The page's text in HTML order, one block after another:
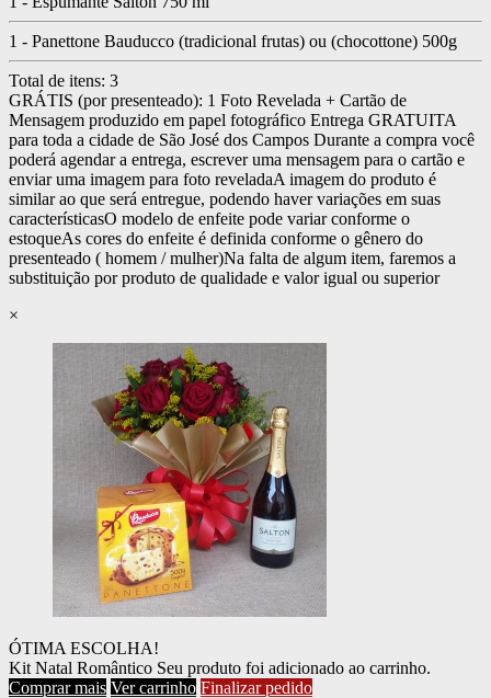
1 - Panettone Bauducco (tradicional frutas) ou (chocottone) 500g
Total de itens: 3
GRÁTIS (por presenteado): 1 Foto Revelada + Cartão de
Mensagem produzido em papel fotográfico Entrega GRATUITA
para toda a cidade de São José dos Campos Durante a compra você
poderá agendar a entrega, escrever uma mensagem para o cartão e
enviar uma imagem para foto reveladaA imagem do produto é
similar ao que será entregue, podendo haver variações em suas
característicasO modelo de enfeite pode variar conforme o
estoqueAs cores do enfeite é definida conforme o gênero do
presenteado ( homem / mulher)Na falta de algum item, faremos a
substituição por produto de qualidade e valor igual ou superior
×
ÓTIMA ESCOLHA!
Kit Natal Romântico Seu produto foi adicionado ao carrinho.
Comprar mais Ver carrinho Finalizar pedido